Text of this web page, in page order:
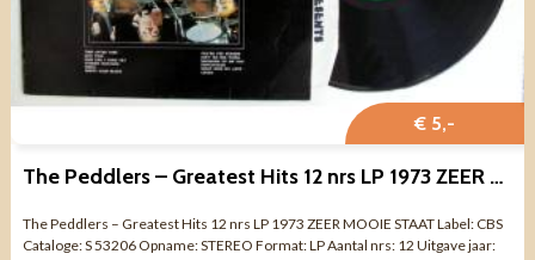
€ 5,-
The Peddlers – Greatest Hits 12 nrs LP 1973 ZEER MOOIE STAAT
The Peddlers – Greatest Hits 12 nrs LP 1973 ZEER MOOIE STAAT Label: CBS
Cataloge: S 53206 Opname: STEREO Format: LP Aantal nrs: 12 Uitgave jaar: